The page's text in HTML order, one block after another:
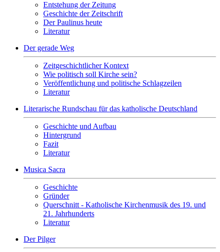
Entstehung der Zeitung
Geschichte der Zeitschrift
Der Paulinus heute
Literatur
Der gerade Weg
Zeitgeschichtlicher Kontext
Wie politisch soll Kirche sein?
Veröffentlichung und politische Schlagzeilen
Literatur
Literarische Rundschau für das katholische Deutschland
Geschichte und Aufbau
Hintergrund
Fazit
Literatur
Musica Sacra
Geschichte
Gründer
Querschnitt - Katholische Kirchenmusik des 19. und
21. Jahrhunderts
Literatur
Der Pilger